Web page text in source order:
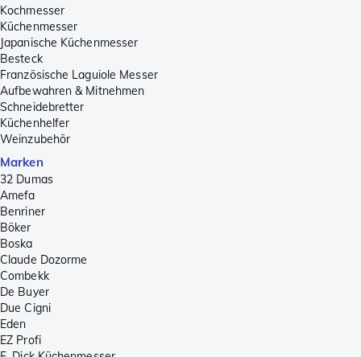
Kochmesser
Küchenmesser
Japanische Küchenmesser
Besteck
Französische Laguiole Messer
Aufbewahren & Mitnehmen
Schneidebretter
Küchenhelfer
Weinzubehör
Marken
32 Dumas
Amefa
Benriner
Böker
Boska
Claude Dozorme
Combekk
De Buyer
Due Cigni
Eden
EZ Profi